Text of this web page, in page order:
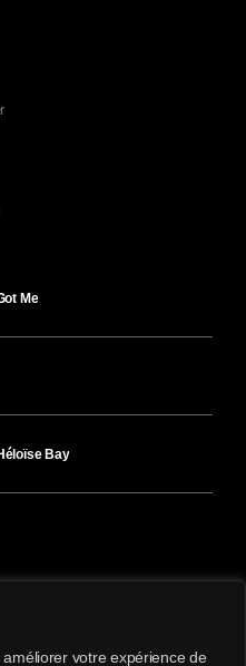
votre expérience de
Me
Bay